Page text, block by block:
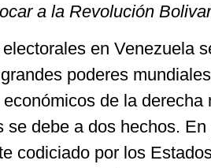
a la Revolución
en Venezuela
poderes
de la
se debe a dos hechos.
codiciado por los